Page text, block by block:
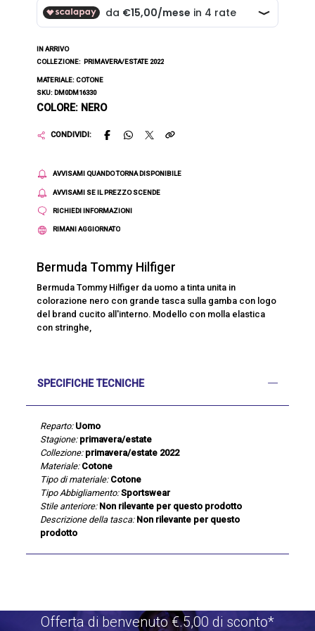
IN ARRIVO
COLLEZIONE: PRIMAVERA/ESTATE 2022
MATERIALE: COTONE
SKU: DM0DM16330
COLORE: NERO
CONDIVIDI:
AVVISAMI QUANDO TORNA DISPONIBILE
AVVISAMI SE IL PREZZO SCENDE
RICHIEDI INFORMAZIONI
RIMANI AGGIORNATO
Bermuda Tommy Hilfiger
Bermuda Tommy Hilfiger da uomo a tinta unita in
colorazione nero con grande tasca sulla gamba con logo
del brand cucito all'interno. Modello con molla elastica
con stringhe,
SPECIFICHE TECNICHE
Reparto: Uomo
Stagione: primavera/estate
Collezione: primavera/estate 2022
Materiale: Cotone
Tipo di materiale: Cotone
Tipo Abbigliamento: Sportswear
Stile anteriore: Non rilevante per questo prodotto
Descrizione della tasca: Non rilevante per questo
prodotto
Offerta di benvenuto €.5,00 di sconto*